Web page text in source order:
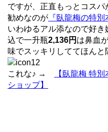
ですが、正直もっとコス
勧めなのが 『臥龍梅の特別
いわゆるアル添なので好
込で一升瓶2,136円 は鼻血
味でスッキリしててほん
これな♪ →
【臥龍梅 特
ショップ】